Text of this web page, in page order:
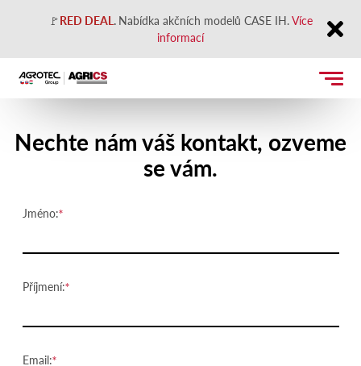
🚩RED DEAL. Nabídka akčních modelů CASE IH.Více
informací
Close
Nechte nám váš kontakt, ozveme
se vám.
Jméno:
Příjmení:
Email: